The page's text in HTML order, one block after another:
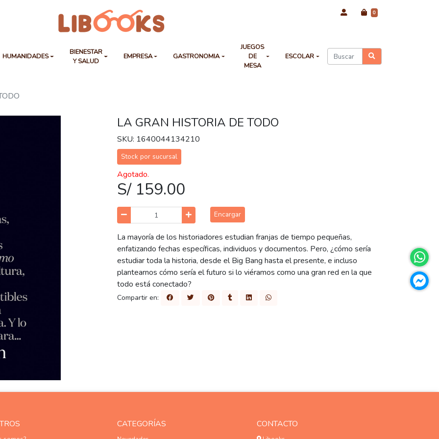
0
HUMANIDADES
BIENESTAR
Y SALUD
EMPRESA GASTRONOMIA
JUEGOS
DE
MESA
ESCOLAR
LA GRAN HISTORIA DE TODO
SKU: 1640044134210
Stock por sucursal
Agotado.
S/ 159.00
Encargar
La mayoría de los historiadores estudian franjas de tiempo pequeñas,
enfatizando fechas específicas, individuos y documentos. Pero, ¿cómo sería
estudiar toda la historia, desde el Big Bang hasta el presente, e incluso
plantearnos cómo sería el futuro si lo viéramos como una gran red en la que
todo está conectado?
Compartir en:
CATEGORÍAS CONTACTO